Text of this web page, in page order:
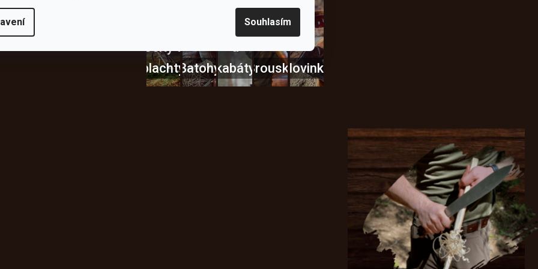
Souhlasím
Celty a
plachtyBatohy
Bundy
a
kabátyBrouskyNovinky